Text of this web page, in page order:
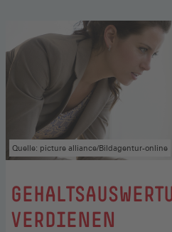
Quelle: picture alliance/Bildagentur-online
VERDIENEN